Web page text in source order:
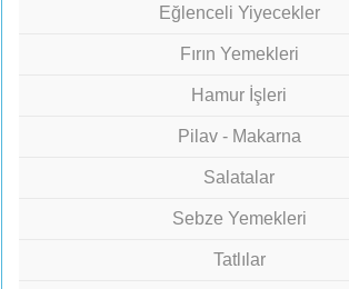
Eğlenceli Yiyecekler
Fırın Yemekleri
Hamur İşleri
Pilav - Makarna
Salatalar
Sebze Yemekleri
Tatlılar